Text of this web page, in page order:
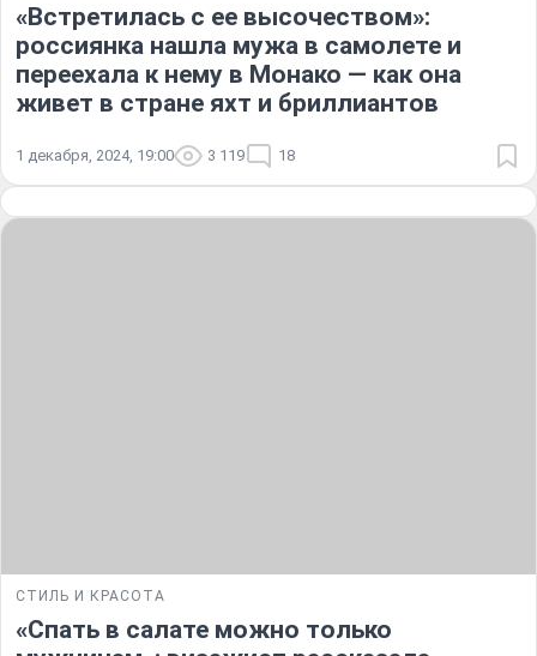
«Встретилась с ее высочеством»:
россиянка нашла мужа в самолете и
переехала к нему в Монако — как она
живет в стране яхт и бриллиантов
1 декабря, 2024, 19:00 3 119 18
СТИЛЬ И КРАСОТА
«Спать в салате можно только